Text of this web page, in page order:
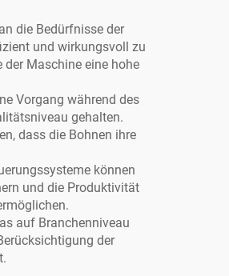
Papierfolie
die Bedürfnisse der
und wirkungsvoll zu
Maschine eine hohe
Vorgang während des
gehalten.
dass die Bohnen ihre
können
und die Produktivität
auf Branchenniveau
der